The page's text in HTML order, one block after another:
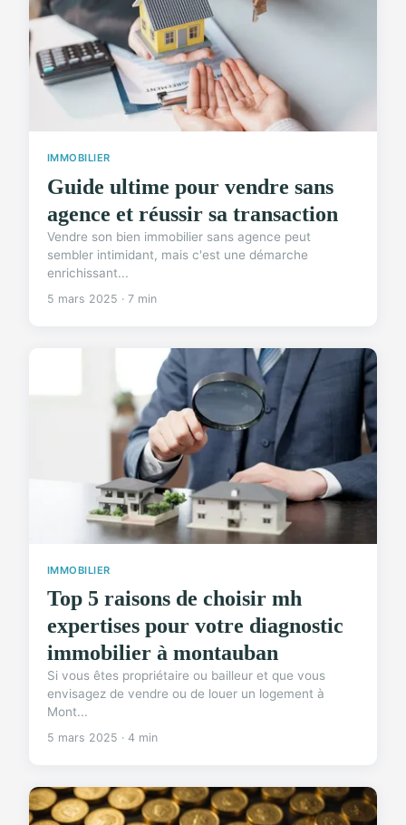
IMMOBILIER
Guide ultime pour vendre sans
agence et réussir sa transaction
Vendre son bien immobilier sans agence peut
sembler intimidant, mais c'est une démarche
enrichissant...
5 mars 2025 · 7 min
IMMOBILIER
Top 5 raisons de choisir mh
expertises pour votre diagnostic
immobilier à montauban
Si vous êtes propriétaire ou bailleur et que vous
envisagez de vendre ou de louer un logement à
Mont...
5 mars 2025 · 4 min